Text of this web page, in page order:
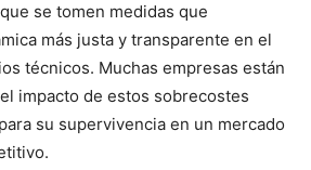
se tomen medidas que
más justa y transparente en el
técnicos. Muchas empresas están
impacto de estos sobrecostes
su supervivencia en un mercado